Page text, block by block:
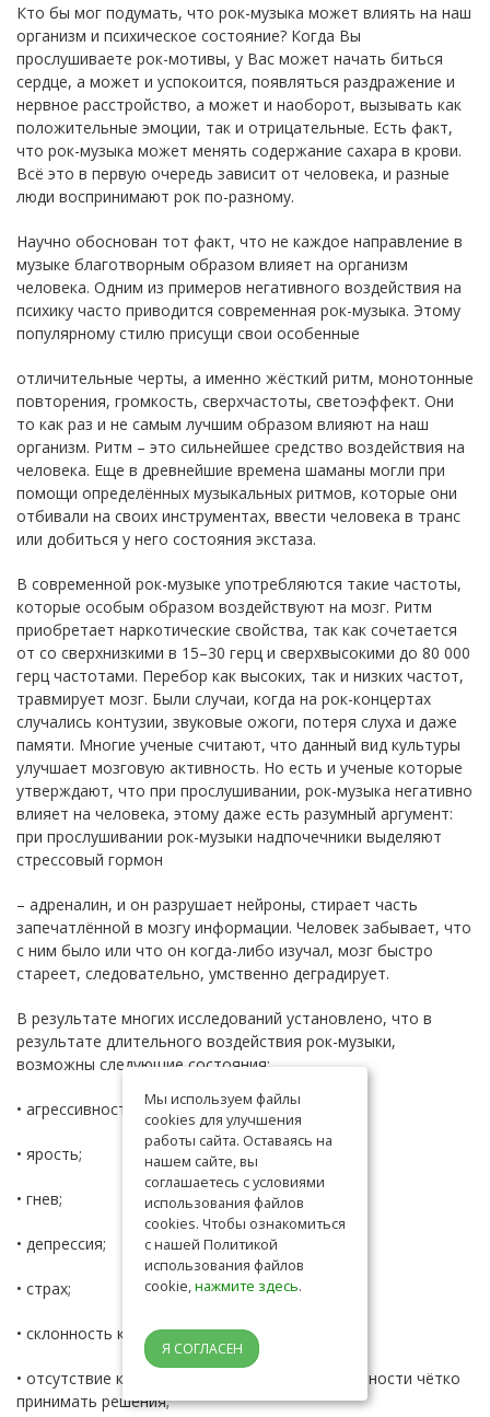
Кто бы мог подумать, что рок-музыка может влиять на наш
организм и психическое состояние? Когда Вы
прослушиваете рок-мотивы, у Вас может начать биться
сердце, а может и успокоится, появляться раздражение и
нервное расстройство, а может и наоборот, вызывать как
положительные эмоции, так и отрицательные. Есть факт,
что рок-музыка может менять содержание сахара в крови.
Всё это в первую очередь зависит от человека, и разные
люди воспринимают рок по-разному.
Научно обоснован тот факт, что не каждое направление в
музыке благотворным образом влияет на организм
человека. Одним из примеров негативного воздействия на
психику часто приводится современная рок-музыка. Этому
популярному стилю присущи свои особенные
отличительные черты, а именно жёсткий ритм, монотонные
повторения, громкость, сверхчастоты, светоэффект. Они
то как раз и не самым лучшим образом влияют на наш
организм. Ритм – это сильнейшее средство воздействия на
человека. Еще в древнейшие времена шаманы могли при
помощи определённых музыкальных ритмов, которые они
отбивали на своих инструментах, ввести человека в транс
или добиться у него состояния экстаза.
В современной рок-музыке употребляются такие частоты,
которые особым образом воздействуют на мозг. Ритм
приобретает наркотические свойства, так как сочетается
от со сверхнизкими в 15–30 герц и сверхвысокими до 80 000
герц частотами. Перебор как высоких, так и низких частот,
травмирует мозг. Были случаи, когда на рок-концертах
случались контузии, звуковые ожоги, потеря слуха и даже
памяти. Многие ученые считают, что данный вид культуры
улучшает мозговую активность. Но есть и ученые которые
утверждают, что при прослушивании, рок-музыка негативно
влияет на человека, этому даже есть разумный аргумент:
при прослушивании рок-музыки надпочечники выделяют
стрессовый гормон
– адреналин, и он разрушает нейроны, стирает часть
запечатлённой в мозгу информации. Человек забывает, что
с ним было или что он когда-либо изучал, мозг быстро
стареет, следовательно, умственно деградирует.
В результате многих исследований установлено, что в
результате длительного воздействия рок-музыки,
возможны следующие состояния:
• агрессивность;
• ярость;
• гнев;
• депрессия;
• страх;
• склонность к самоубийству;
• отсутствие концентрации внимания и способности чётко
принимать решения;
Мы используем файлы
cookies для улучшения
работы сайта. Оставаясь на
нашем сайте, вы
соглашаетесь с условиями
использования файлов
cookies. Чтобы ознакомиться
с нашей Политикой
использования файлов
cookie,нажмите здесь.
Я СОГЛАСЕН